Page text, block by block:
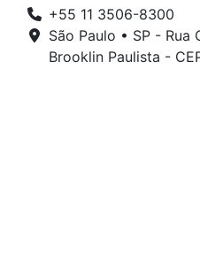
+55 11 3506-8300
São Paulo • SP - Rua
Brooklin Paulista -